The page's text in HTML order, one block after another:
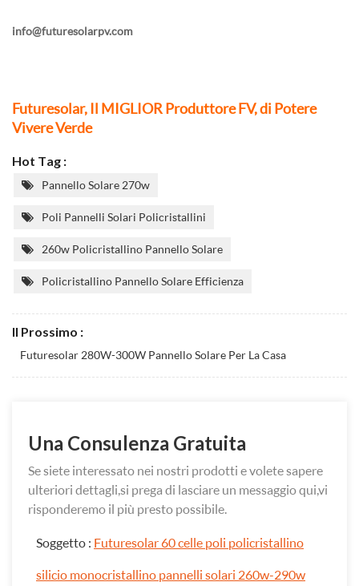
info@futuresolarpv.com
Futuresolar, Il MIGLIOR Produttore FV, di Potere
Vivere Verde
Hot Tag :
Pannello Solare 270w
Poli Pannelli Solari Policristallini
260w Policristallino Pannello Solare
Policristallino Pannello Solare Efficienza
Il Prossimo :
Futuresolar 280W-300W Pannello Solare Per La Casa
Una Consulenza Gratuita
Se siete interessato nei nostri prodotti e volete sapere
ulteriori dettagli,si prega di lasciare un messaggio qui,vi
risponderemo il più presto possibile.
Soggetto : Futuresolar 60 celle poli policristallino
silicio monocristallino pannelli solari 260w-290w